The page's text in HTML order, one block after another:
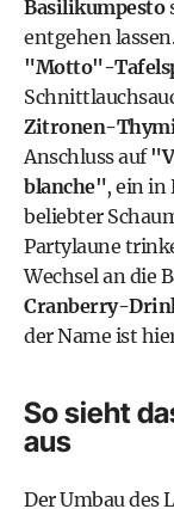
Basilikumpesto
entgehen
"Motto"-
Zitronen-
Anschluss auf
blanche", ein in
beliebter
Partylaune
Wechsel an die
Cranberry-
der Name ist
So sieht
aus
Der Umbau des